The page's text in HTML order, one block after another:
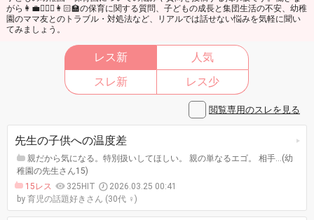
がら👩‍💼👩🏼‍⚕️👩🏻‍🏫の保育に関する質問、子どもの成長と集団生活の不安、幼稚
園のママ友とのトラブル・対処法など、リアルでは話せない悩みを気軽に聞い
てみましょう。
レス新
人気
スレ新
レス少
閲覧専用のスレを見る
先生の子供への温度差
親だから気になる。特別扱いしてほしい。 親の単なるエゴ。 相手…(幼
稚園の先生さん15)
15レス
325HIT
2026.03.25 00:41
育児の話題好きさん (30代 ♀)